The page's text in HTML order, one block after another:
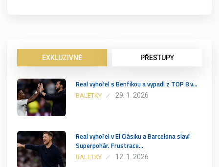
EXKLUZIVNĚ PŘESTUPY
Real vyhořel s Benfikou a vypadl z TOP 8 v…
BALETKY 29. 1. 2026
Real vyhořel v El Clásiku a Barcelona slaví
Superpohár. Frustrace…
BALETKY 12. 1. 2026